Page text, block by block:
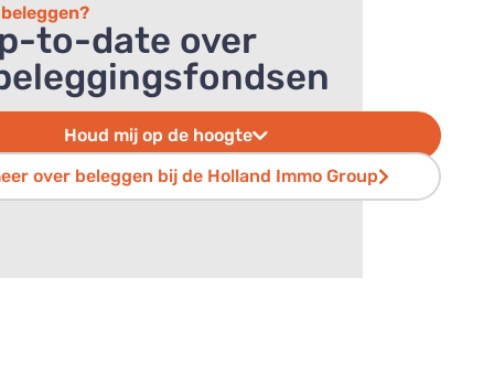
to-date over
Houd mij op de hoogte
over beleggen bij de Holland Immo Group